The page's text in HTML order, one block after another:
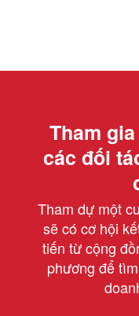
Tham
các đối
Tham dự một
sẽ có cơ hội
tiến từ cộng
phương để